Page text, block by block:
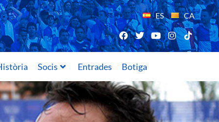
ES CA
Socis Entrades Botiga